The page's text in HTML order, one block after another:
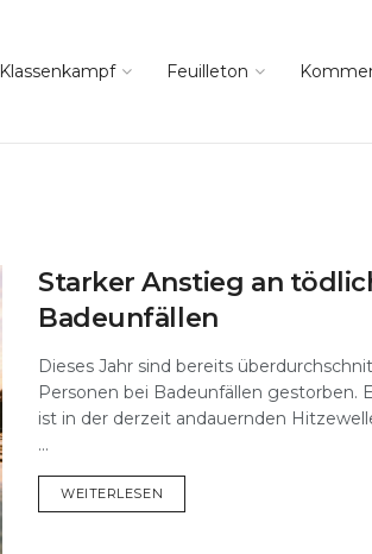
Klassenkampf Feuilleton
Starker Anstieg an
Badeunfällen
Dieses Jahr sind bereits
Personen bei Badeunfällen gestorben.
ist in der derzeit andauernden
...
WEITERLESEN